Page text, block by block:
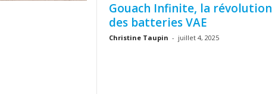
Gouach Infinite, la révolution
des batteries VAE
Christine Taupin - juillet 4, 2025